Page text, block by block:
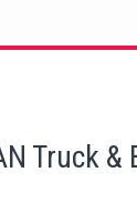
Truck &